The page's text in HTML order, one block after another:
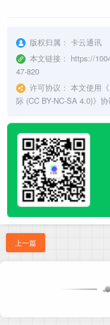
版权归属： 卡云通讯
本文链接： https://
47-820
许可协议： 本文使用《
际 (CC BY-NC-SA 4.0)》
上一篇